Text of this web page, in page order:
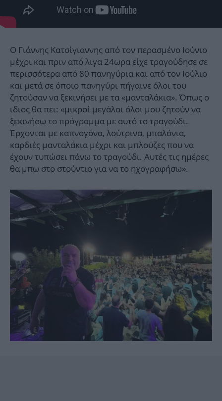
Ο Γιάννης Κατσίγιαννης από τον περασμένο Ιούνιο
μέχρι και πριν από λιγα 24ωρα είχε τραγούδησε σε
περισσότερα από 80 πανηγύρια και από τον Ιούλιο
και μετά σε όποιο πανηγύρι πήγαινε όλοι του
ζητούσαν να ξεκινήσει με τα «μανταλάκια». Όπως ο
ιδιος θα πει: «μικροί μεγάλοι όλοι μου ζητούν να
ξεκινήσω το πρόγραμμα με αυτό το τραγούδι.
Έρχονται με καπνογόνα, λούτρινα, μπαλόνια,
καρδιές μανταλάκια μέχρι και μπλούζες που να
έχουν τυπώσει πάνω το τραγούδι. Αυτές τις ημέρες
θα μπω στο στούντιο για να το ηχογραφήσω».